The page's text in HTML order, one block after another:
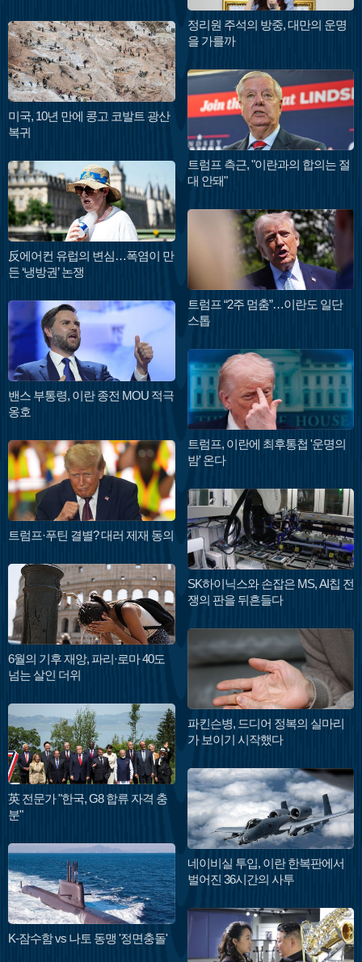
미국, 10년 만에 콩고 코발트 광산
복귀
反에어컨 유럽의 변심…폭염이 만
든 ‘냉방권’ 논쟁
밴스 부통령, 이란 종전 MOU 적극
옹호
트럼프·푸틴 결별? 대러 제재 동의
6월의 기후 재앙, 파리·로마 40도
넘는 살인 더위
英 전문가 "한국, G8 합류 자격 충
분"
K-잠수함 vs 나토 동맹 '정면충돌'
정리원 주석의 방중, 대만의 운명
을 가를까
트럼프 측근, "이란과의 합의는 절
대 안돼"
트럼프 “2주 멈춤”…이란도 일단
스톱
트럼프, 이란에 최후통첩 '운명의
밤' 온다
SK하이닉스와 손잡은 MS, AI칩 전
쟁의 판을 뒤흔들다
파킨슨병, 드디어 정복의 실마리
가 보이기 시작했다
네이비실 투입, 이란 한복판에서
벌어진 36시간의 사투